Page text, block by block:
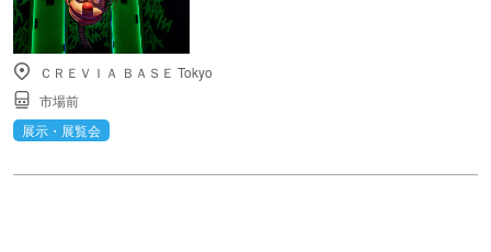
ＣＲＥＶＩＡ ＢＡＳＥ Tokyo
市場前
展示・展覧会